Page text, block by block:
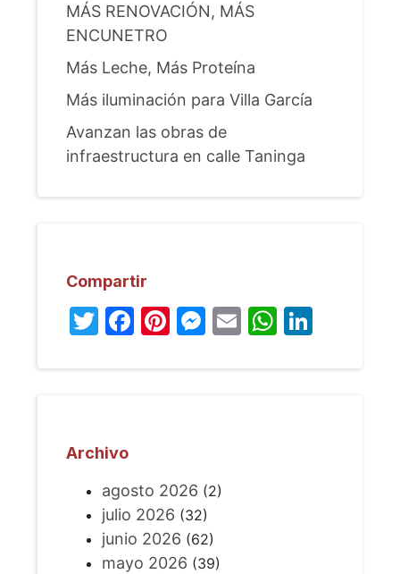
MÁS RENOVACIÓN, MÁS
ENCUNETRO
Más Leche, Más Proteína
Más iluminación para Villa García
Avanzan las obras de
infraestructura en calle Taninga
Compartir
Twitter
Facebook
Pinterest
Messenger
Email
Archivo
agosto 2026 (2)
julio 2026 (32)
junio 2026 (62)
mayo 2026 (39)